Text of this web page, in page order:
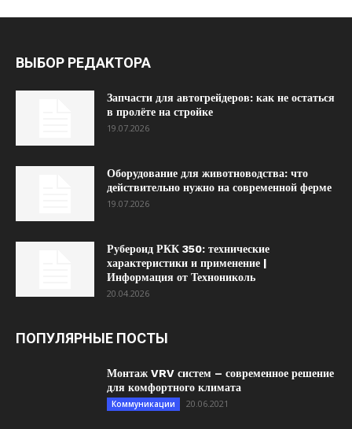
ВЫБОР РЕДАКТОРА
Запчасти для автогрейдеров: как не остаться
в пролёте на стройке
19.07.2026
Оборудование для животноводства: что
действительно нужно на современной ферме
19.07.2026
Рубероид РКК 350: технические
характеристики и применение |
Информация от Технониколь
20.04.2026
ПОПУЛЯРНЫЕ ПОСТЫ
Монтаж VRV систем – современное решение
для комфортного климата
Коммуникации 20.06.2021